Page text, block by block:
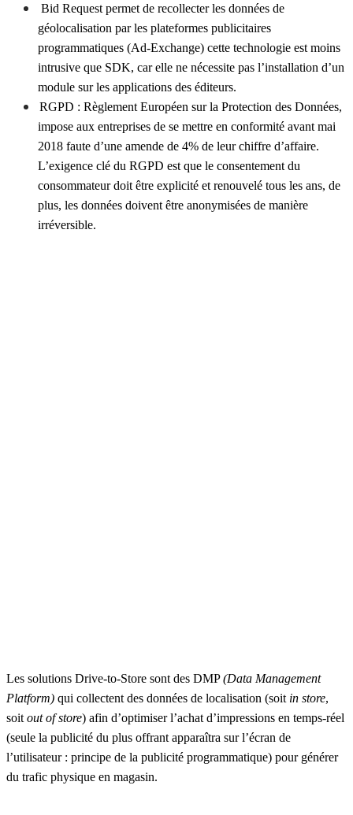
Bid Request permet de recollecter les données de
géolocalisation par les plateformes publicitaires
programmatiques (Ad-Exchange) cette technologie est moins
intrusive que SDK, car elle ne nécessite pas l’installation d’un
module sur les applications des éditeurs.
RGPD : Règlement Européen sur la Protection des Données,
impose aux entreprises de se mettre en conformité avant mai
2018 faute d’une amende de 4% de leur chiffre d’affaire.
L’exigence clé du RGPD est que le consentement du
consommateur doit être explicité et renouvelé tous les ans, de
plus, les données doivent être anonymisées de manière
irréversible.
Les solutions Drive-to-Store sont des DMP(Data Management
Platform) qui collectent des données de localisation (soit in store,
soit out of store) afin d’optimiser l’achat d’impressions en temps-réel
(seule la publicité du plus offrant apparaîtra sur l’écran de
l’utilisateur : principe de la publicité programmatique) pour générer
du trafic physique en magasin.